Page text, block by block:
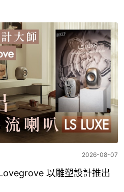
2026-08-07
以雕塑設計推出